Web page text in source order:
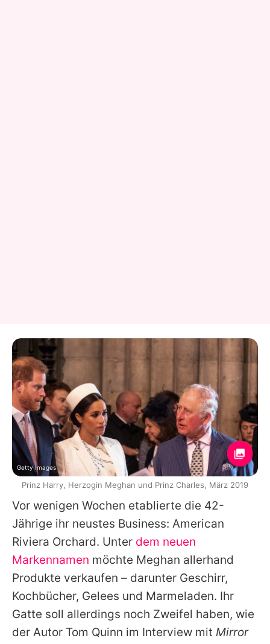
Vor wenigen Wochen etablierte die 42-
Jährige ihr neustes Business: American
Riviera Orchard. Unter dem neuen
Markennamen möchte Meghan allerhand
Produkte verkaufen – darunter Geschirr,
Kochbücher, Gelees und Marmeladen. Ihr
Gatte soll allerdings noch Zweifel haben, wie
der Autor Tom Quinn im Interview mit Mirror
Getty Images
Prinz Harry, Herzogin Meghan und Prinz Charles, März 2019